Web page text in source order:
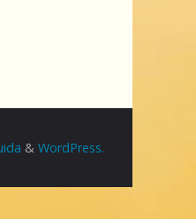
& WordPress.